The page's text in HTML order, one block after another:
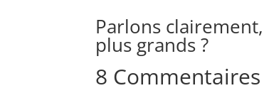
Parlons
plus grands ?
8 Commentaires